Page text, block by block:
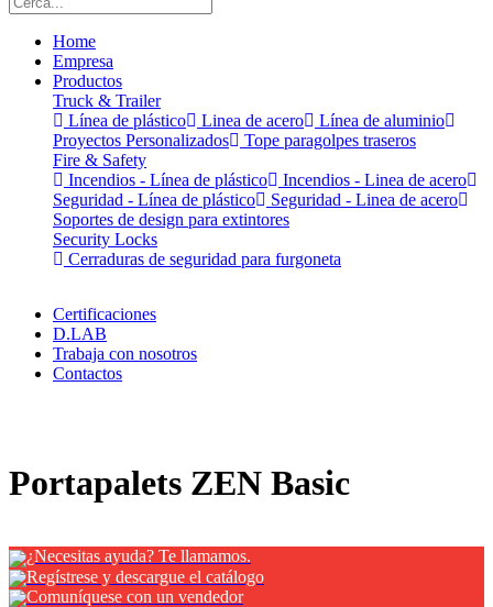
Home
Empresa
Productos
Truck & Trailer
Línea de plástico
Linea de acero
Línea de aluminio
Proyectos Personalizados
Tope paragolpes traseros
Fire & Safety
Incendios - Línea de plástico
Incendios - Linea de acero
Seguridad - Línea de plástico
Seguridad - Linea de acero
Soportes de design para extintores
Security Locks
Cerraduras de seguridad para furgoneta
Certificaciones
D.LAB
Trabaja con nosotros
Contactos
Portapalets ZEN Basic
¿Necesitas ayuda? Te llamamos.
Regístrese y descargue el catálogo
Comuníquese con un vendedor